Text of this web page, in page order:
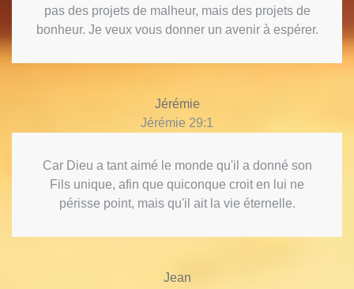
pas des projets de malheur, mais des projets de
bonheur. Je veux vous donner un avenir à espérer.
Jérémie
Jérémie 29:1
Car Dieu a tant aimé le monde qu'il a donné son
Fils unique, afin que quiconque croit en lui ne
périsse point, mais qu'il ait la vie éternelle.
Jean